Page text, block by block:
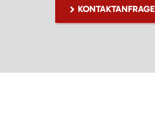
KONTAKTANFRAGE